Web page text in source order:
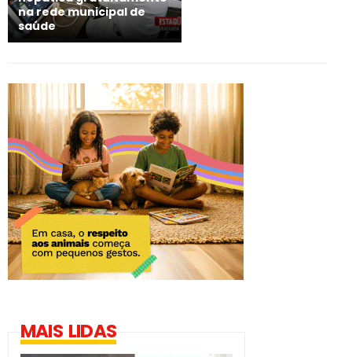
na rede municipal de
saúde
MAIS LIDAS